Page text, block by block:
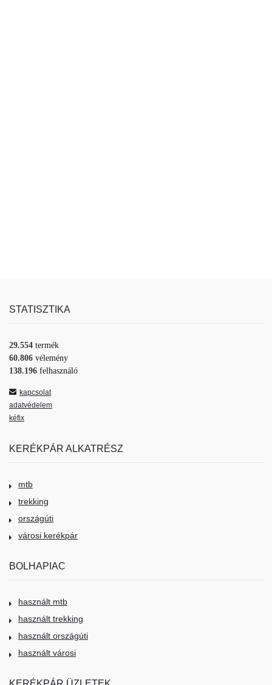
STATISZTIKA
29.554 termék
60.806 vélemény
138.196 felhasználó
kapcsolat
adatvédelem
kéfix
KERÉKPÁR ALKATRÉSZ
mtb
trekking
országúti
városi kerékpár
BOLHAPIAC
használt mtb
használt trekking
használt országúti
használt városi